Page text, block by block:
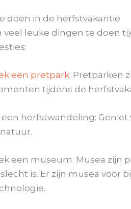
doen in de herfstvakantie
veel leuke dingen te doen
een pretpark: Pretparken
tijdens de
een herfstwandeling:
een museum: Musea zijn
is. Er zijn musea voor